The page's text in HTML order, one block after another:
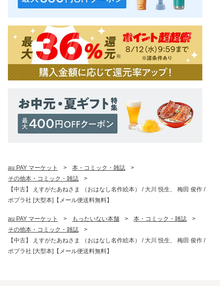
au PAY マーケット > 本・コミック・雑誌
>
その他本・コミック・雑誌
>
【中古】 えすがたあねさま （おはなし名作絵本） / 大川 悦生、 梅田 俊作 /
ポプラ社 [大型本]【メール便送料無料】
au PAY マーケット > もったいない本舗 > 本・コミック・雑誌
>
その他本・コミック・雑誌
>
【中古】 えすがたあねさま （おはなし名作絵本） / 大川 悦生、 梅田 俊作 /
ポプラ社 [大型本]【メール便送料無料】